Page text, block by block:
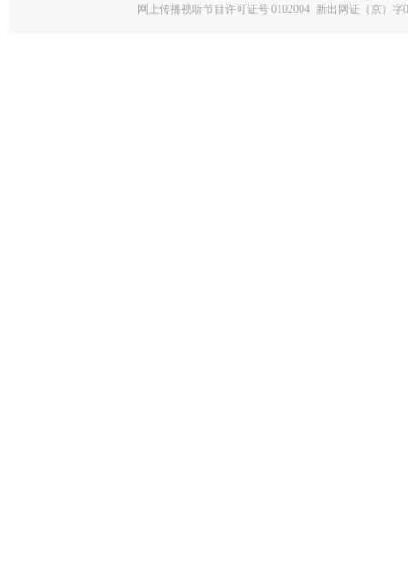
网上传播视听节目许可证号 0102004 新出网证（京）